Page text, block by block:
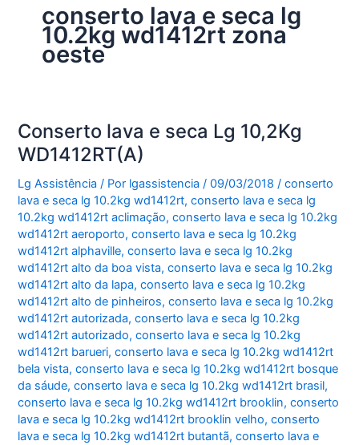
conserto lava e seca lg
10.2kg wd1412rt zona
oeste
Conserto lava e seca Lg 10,2Kg
WD1412RT(A)
Lg Assistência / Por lgassistencia/09/03/2018 /conserto
lava e seca lg 10.2kg wd1412rt,conserto lava e seca lg
10.2kg wd1412rt aclimação,conserto lava e seca lg 10.2kg
wd1412rt aeroporto,conserto lava e seca lg 10.2kg
wd1412rt alphaville,conserto lava e seca lg 10.2kg
wd1412rt alto da boa vista,conserto lava e seca lg 10.2kg
wd1412rt alto da lapa,conserto lava e seca lg 10.2kg
wd1412rt alto de pinheiros,conserto lava e seca lg 10.2kg
wd1412rt autorizada,conserto lava e seca lg 10.2kg
wd1412rt autorizado,conserto lava e seca lg 10.2kg
wd1412rt barueri,conserto lava e seca lg 10.2kg wd1412rt
bela vista,conserto lava e seca lg 10.2kg wd1412rt bosque
da sáude,conserto lava e seca lg 10.2kg wd1412rt brasil,
conserto lava e seca lg 10.2kg wd1412rt brooklin,conserto
lava e seca lg 10.2kg wd1412rt brooklin velho,conserto
lava e seca lg 10.2kg wd1412rt butantã,conserto lava e